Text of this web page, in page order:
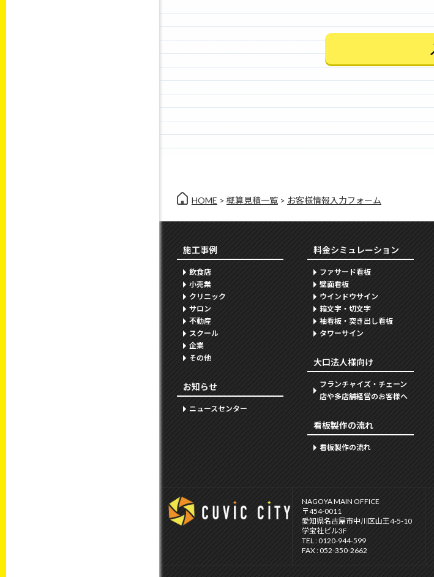
HOME > 概算見積一覧> お客様情報入力フォーム
施工事例
飲食店
小売業
クリニック
サロン
不動産
スクール
企業
その他
お知らせ
ニュースセンター
料金シミュレーション
ファサード看板
壁面看板
ウインドウサイン
箱文字・切文字
袖看板・突き出し看板
タワーサイン
大口法人様向け
フランチャイズ・チェーン
店や多店舗経営のお客様へ
看板製作の流れ
看板製作の流れ
NAGOYA MAIN OFFICE
〒454-0011
愛知県名古屋市中川区山王4-5-10
学宝社ビル3F
TEL : 0120-944-599
FAX : 052-350-2662